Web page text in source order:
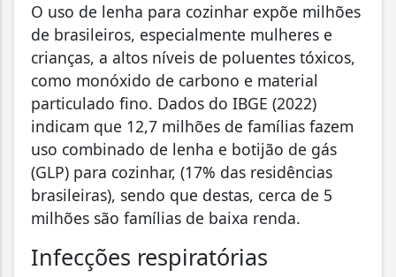
O uso de lenha para cozinhar expõe milhões
de brasileiros, especialmente mulheres e
crianças, a altos níveis de poluentes tóxicos,
como monóxido de carbono e material
particulado fino. Dados do IBGE (2022)
indicam que 12,7 milhões de famílias fazem
uso combinado de lenha e botijão de gás
(GLP) para cozinhar, (17% das residências
brasileiras), sendo que destas, cerca de 5
milhões são famílias de baixa renda.
Infecções respiratórias